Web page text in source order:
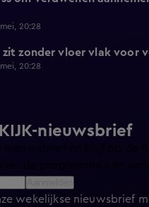
20:28
zit zonder vloer vlak voor
20:28
nieuwsbrief
wekelijkse nieuwsbrief